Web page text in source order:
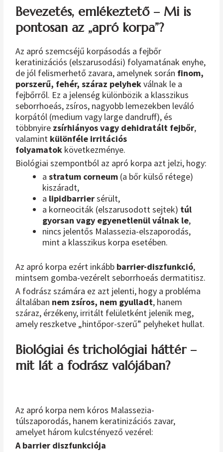
Bevezetés, emlékeztető – Mi is
pontosan az „apró korpa”?
Az apró szemcséjű korpásodás a fejbőr
keratinizációs (elszarusodási) folyamatának enyhe,
de jól felismerhető zavara, amelynek során finom,
porszerű, fehér, száraz pelyhekválnak le a
fejbőrről. Ez a jelenség különbözik a klasszikus
seborrhoeás, zsíros, nagyobb lemezekben leváló
korpától (medium vagy large dandruff), és
többnyire zsírhiányos vagy dehidratált fejbőr,
valamint különféle irritációs
folyamatok következménye.
Biológiai szempontból az apró korpa azt jelzi, hogy:
astratum corneum (a bőr külső rétege)
kiszáradt,
a lipidbarriersérült,
a korneociták (elszarusodott sejtek) túl
gyorsan vagy egyenetlenül válnak le,
nincs jelentős Malassezia-elszaporodás,
mint a klasszikus korpa esetében.
Az apró korpa ezért inkább barrier-diszfunkció,
mintsem gomba-vezérelt seborrhoeás dermatitisz.
A fodrász számára ez azt jelenti, hogy a probléma
általában nem zsíros, nem gyulladt, hanem
száraz, érzékeny, irritált felületként jelenik meg,
amely reszketve „hintőpor-szerű” pelyheket hullat.
Biológiai és trichológiai háttér –
mit lát a fodrász valójában?
Az apró korpa nem kóros Malassezia-
túlszaporodás, hanem keratinizációs zavar,
amelyet három kulcstényező vezérel:
A barrier diszfunkciója